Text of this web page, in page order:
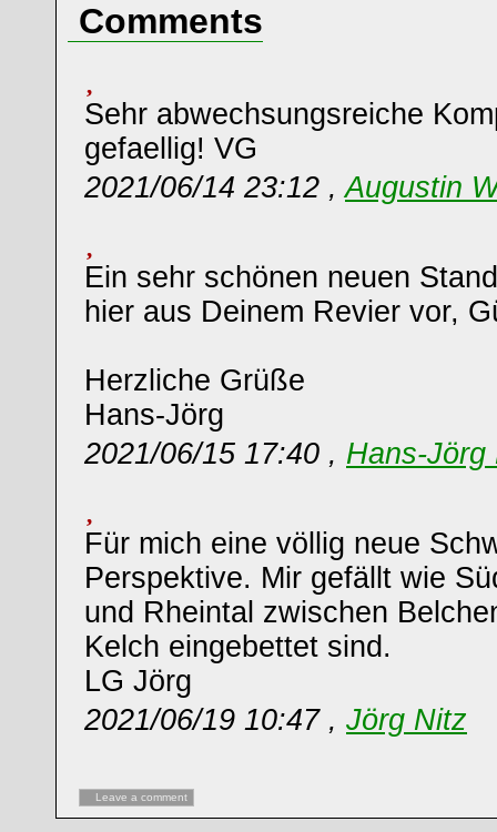
Comments
Sehr abwechsungsreiche
gefaellig! VG
2021/06/14 23:12 ,Augustin
Ein sehr schönen neuen
hier aus Deinem Revier vor,
Herzliche Grüße
Hans-Jörg
2021/06/15 17:40 , Hans-Jörg
Für mich eine völlig neue
Perspektive. Mir gefällt wie
und Rheintal zwischen
Kelch eingebettet sind.
LG Jörg
2021/06/19 10:47 , Jörg Nitz
Leave a comment